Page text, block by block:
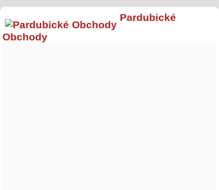
Pardubické
Obchody